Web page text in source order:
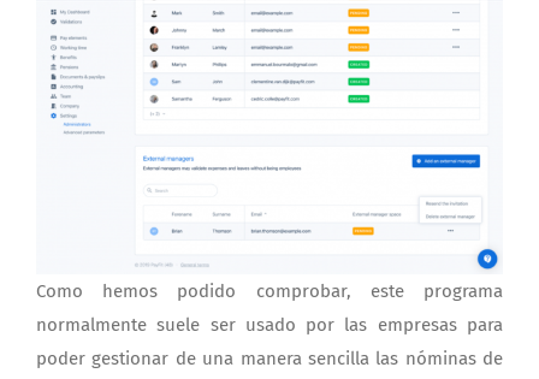
Como hemos podido comprobar, este programa
normalmente suele ser usado por las empresas para
poder gestionar de una manera sencilla las nóminas de